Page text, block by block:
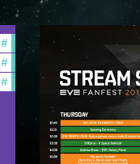
#in-game-events
#ccptv
#new-features